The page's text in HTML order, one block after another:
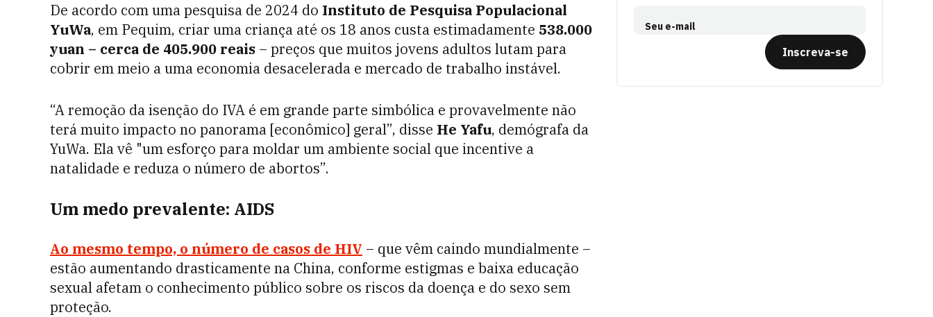
De acordo com uma pesquisa de 2024 do Instituto de Pesquisa Populacional
YuWa, em Pequim, criar uma criança até os 18 anos custa estimadamente 538.000
yuan – cerca de 405.900 reais – preços que muitos jovens adultos lutam para
cobrir em meio a uma economia desacelerada e mercado de trabalho instável.
“A remoção da isenção do IVA é em grande parte simbólica e provavelmente não
terá muito impacto no panorama [econômico] geral”, disse He Yafu, demógrafa da
YuWa. Ela vê "um esforço para moldar um ambiente social que incentive a
natalidade e reduza o número de abortos”.
Um medo prevalente: AIDS
Ao mesmo tempo, o número de casos de HIV – que vêm caindo mundialmente –
estão aumentando drasticamente na China, conforme estigmas e baixa educação
sexual afetam o conhecimento público sobre os riscos da doença e do sexo sem
proteção.
Seu e-mail
Inscreva-se